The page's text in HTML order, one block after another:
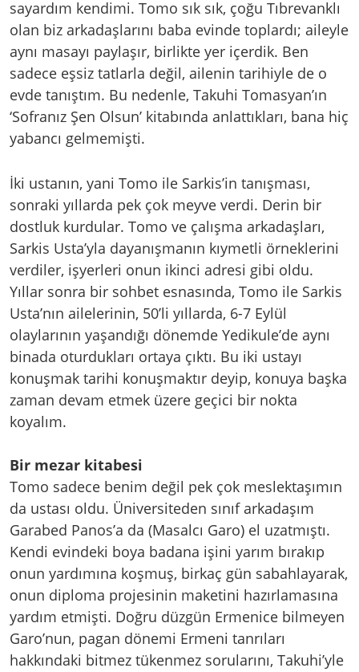
sayardım kendimi. Tomo sık sık, çoğu Tıbrevanklı
olan biz arkadaşlarını baba evinde toplardı; aileyle
aynı masayı paylaşır, birlikte yer içerdik. Ben
sadece eşsiz tatlarla değil, ailenin tarihiyle de o
evde tanıştım. Bu nedenle, Takuhi Tomasyan’ın
‘Sofranız Şen Olsun’ kitabında anlattıkları, bana hiç
yabancı gelmemişti.
İki ustanın, yani Tomo ile Sarkis’in tanışması,
sonraki yıllarda pek çok meyve verdi. Derin bir
dostluk kurdular. Tomo ve çalışma arkadaşları,
Sarkis Usta’yla dayanışmanın kıymetli örneklerini
verdiler, işyerleri onun ikinci adresi gibi oldu.
Yıllar sonra bir sohbet esnasında, Tomo ile Sarkis
Usta’nın ailelerinin, 50’li yıllarda, 6-7 Eylül
olaylarının yaşandığı dönemde Yedikule’de aynı
binada oturdukları ortaya çıktı. Bu iki ustayı
konuşmak tarihi konuşmaktır deyip, konuya başka
zaman devam etmek üzere geçici bir nokta
koyalım.
Bir mezar kitabesi
Tomo sadece benim değil pek çok meslektaşımın
da ustası oldu. Üniversiteden sınıf arkadaşım
Garabed Panos’a da (Masalcı Garo) el uzatmıştı.
Kendi evindeki boya badana işini yarım bırakıp
onun yardımına koşmuş, birkaç gün sabahlayarak,
onun diploma projesinin maketini hazırlamasına
yardım etmişti. Doğru düzgün Ermenice bilmeyen
Garo’nun, pagan dönemi Ermeni tanrıları
hakkındaki bitmez tükenmez sorularını, Takuhi’yle